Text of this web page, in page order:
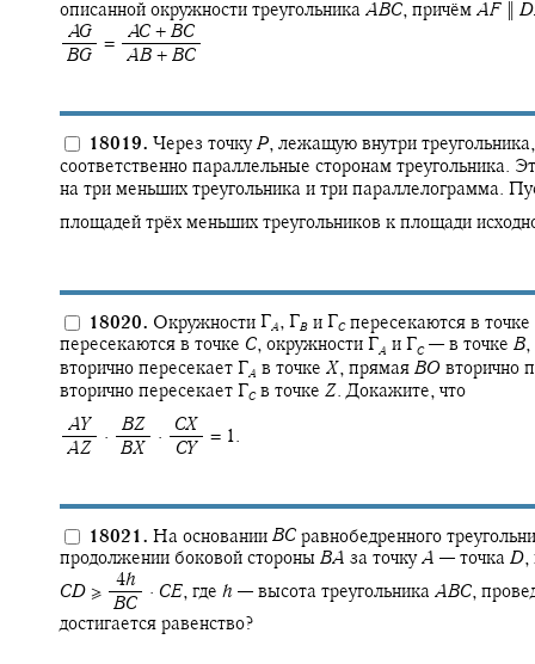
описанной окружности треугольника ABC, причём AF D
AG
BG
= ‍
AC + BC
AB + BC
18019. Через точкуP, лежащую внутри
соответственно параллельные сторонам треугольника.
на три меньших треугольника и три параллелограмма.
площадей трёх меньших треугольников к площади
18020. Окружности Γ‍A, Γ‍B и Γ‍Cпересекаются в точке
пересекаются в точке C, окружности Γ‍A и Γ‍C— в точке B,
вторично пересекает Γ‍A в точке X, прямая BO вторично
вторично пересекает Γ‍Cв точке Z. Докажите, что
AY
AZ
· ‍
BZ
BX
· ‍
CX
CY
= 1.
18021. На основании BC равнобедренного
продолжении боковой стороны BA за точкуA — точка D,
CD ≥ ‍
‍ 4h
BC
· CE, где h — высота треугольника ABC,
достигается равенство?